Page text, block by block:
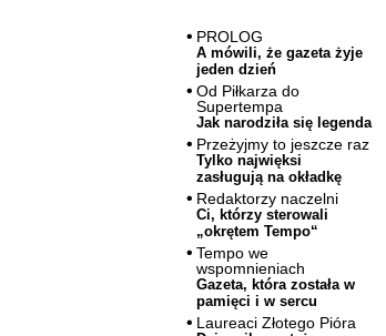
PROLOG
A mówili, że gazeta żyje
jeden dzień
Od Piłkarza do
Supertempa
Jak narodziła się legenda
Przeżyjmy to jeszcze raz
Tylko najwięksi
zasługują na okładkę
Redaktorzy naczelni
Ci, którzy sterowali
„okrętem Tempo“
Tempo we
wspomnieniach
Gazeta, która została w
pamięci i w sercu
Laureaci Złotego Pióra